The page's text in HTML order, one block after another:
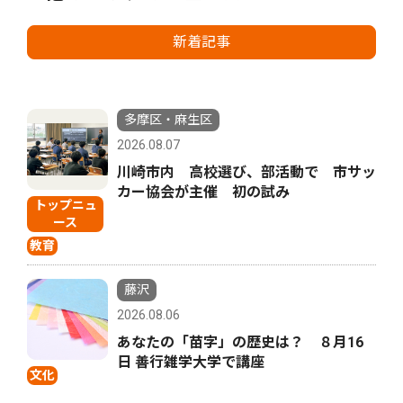
新着記事
トップニュ
ース
教育
多摩区・麻生区
2026.08.07
川崎市内 高校選び、部活動で 市サッ
カー協会が主催 初の試み
文化
藤沢
2026.08.06
あなたの「苗字」の歴史は？ ８月16
日 善行雑学大学で講座